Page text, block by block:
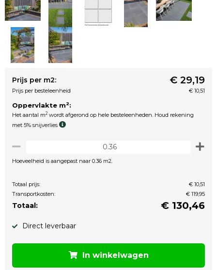
Prijs per m2: € 29,19
Prijs per besteleenheid € 10,51
Oppervlakte m2:
Het aantal m2 wordt afgerond op hele besteleenheden. Houd rekening
met 5% snijverlies
Hoeveelheid is aangepast naar 0.36 m2.
Totaal prijs:
€ 10,51
Transportkosten:
€ 119,95
Totaal: € 130,46
Direct leverbaar
In winkelwagen